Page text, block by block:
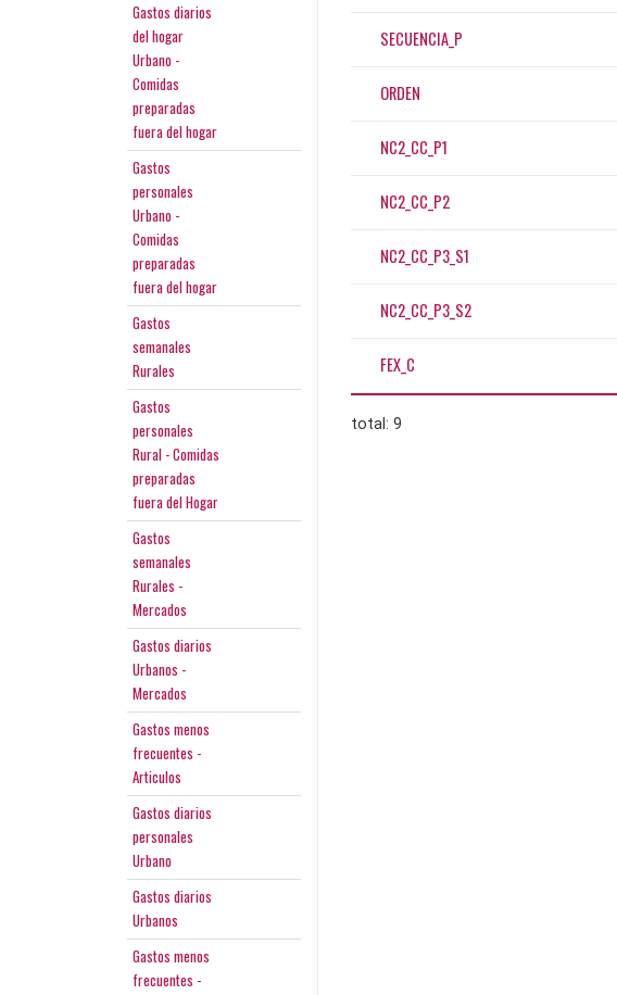
Gastos diarios
del hogar
Urbano -
Comidas
preparadas
fuera del hogar
Gastos
personales
Urbano -
Comidas
preparadas
fuera del hogar
Gastos
semanales
Rurales
Gastos
personales
Rural - Comidas
preparadas
fuera del Hogar
Gastos
semanales
Rurales -
Mercados
Gastos diarios
Urbanos -
Mercados
Gastos menos
frecuentes -
Articulos
Gastos diarios
personales
Urbano
Gastos diarios
Urbanos
Gastos menos
frecuentes -
SECUENCIA_P
ORDEN
NC2_CC_P1
NC2_CC_P2
NC2_CC_P3_S1
NC2_CC_P3_S2
FEX_C
total: 9